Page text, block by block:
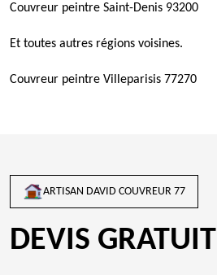
Couvreur peintre Saint-Denis 93200
Et toutes autres régions voisines.
Couvreur peintre Villeparisis 77270
ARTISAN DAVID COUVREUR 77
DEVIS GRATUIT